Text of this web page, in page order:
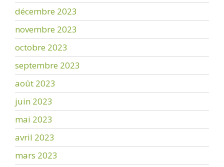
décembre 2023
novembre 2023
octobre 2023
septembre 2023
août 2023
juin 2023
mai 2023
avril 2023
mars 2023